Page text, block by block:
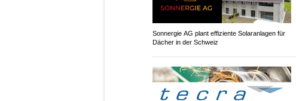
Sonnergie AG plant effiziente Solaranlagen für
Dächer in der Schweiz